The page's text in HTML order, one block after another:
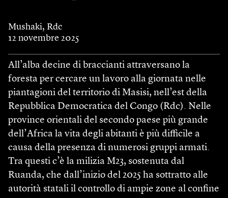
Mushaki, Rdc
12 novembre 2025
All’alba decine di braccianti attraversano la
foresta per cercare un lavoro alla giornata nelle
piantagioni del territorio di Masisi, nell’est della
Repubblica Democratica del Congo (Rdc). Nelle
province orientali del secondo paese più grande
dell’Africa la vita degli abitanti è più difficile a
causa della presenza di numerosi gruppi armati.
Tra questi c’è la milizia M23, sostenuta dal
Ruanda, che dall’inizio del 2025 ha sottratto alle
autorità statali il controllo di ampie zone al confine